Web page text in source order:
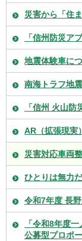
災害から「住
「信州防災ア
地震体験車に
南海トラフ地
「信州 火山防
AR（拡張現実
災害対応車両
ひとりは無力
令和7年度 長
「令和8年度
公募型プロポ